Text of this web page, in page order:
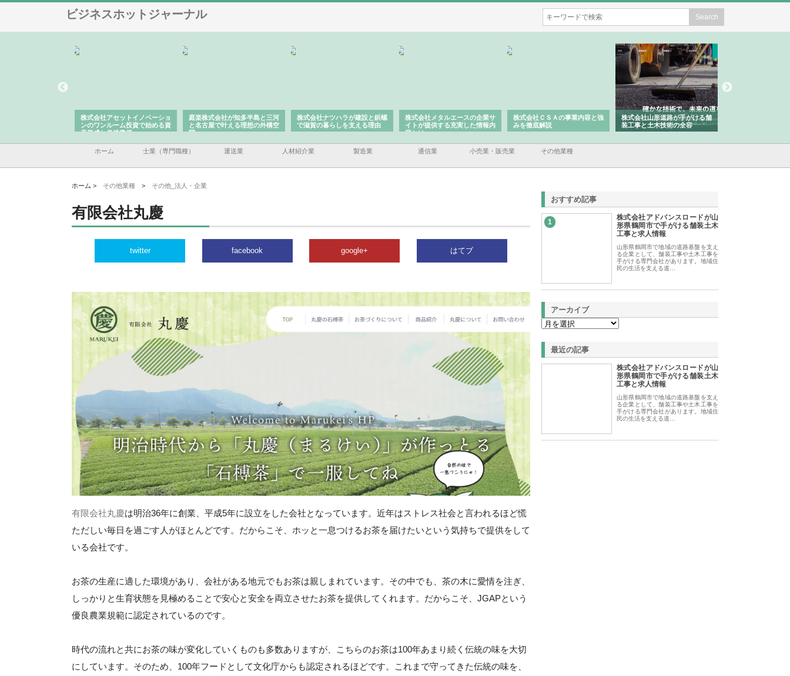
ビジネスホットジャーナル
株式会社アセットイノベーショ
ンのワンルーム投資で始める資
産形成と老後準備
庭楽株式会社が知多半島と三河
と名古屋で叶える理想の外構空
間
株式会社ナツハラが建設と鋲螺
で滋賀の暮らしを支える理由
株式会社メタルエースの企業サ
イトが提供する充実した情報内
容とは
株式会社ＣＳＡの事業内容と強
みを徹底解説
株式会社山形道路が手がける舗
装工事と土木技術の全容
ホーム 士業（専門職種） 運送業 人材紹介業 製造業 通信業 小売業・販売業 その他業種
ホーム > その他業種 > その他_法人・企業
有限会社丸慶
twitter facebook google+ はてブ
有限会社丸慶は明治36年に創業、平成5年に設立をした会社となっています。近年はストレス社会と言われるほど慌
ただしい毎日を過ごす人がほとんどです。だからこそ、ホッと一息つけるお茶を届けたいという気持ちで提供をして
いる会社です。
お茶の生産に適した環境があり、会社がある地元でもお茶は親しまれています。その中でも、茶の木に愛情を注ぎ、
しっかりと生育状態を見極めることで安心と安全を両立させたお茶を提供してくれます。だからこそ、JGAPという
優良農業規範に認定されているのです。
時代の流れと共にお茶の味が変化していくものも多数ありますが、こちらのお茶は100年あまり続く伝統の味を大切
にしています。そのため、100年フードとして文化庁からも認定されるほどです。これまで守ってきた伝統の味を、
おすすめ記事
1
株式会社アドバンスロードが山
形県鶴岡市で手がける舗装土木
工事と求人情報
山形県鶴岡市で地域の道路基盤を支え
る企業として、舗装工事や土木工事を
手がける専門会社があります。地域住
民の生活を支える道…
アーカイブ
最近の記事
株式会社アドバンスロードが山
形県鶴岡市で手がける舗装土木
工事と求人情報
山形県鶴岡市で地域の道路基盤を支え
る企業として、舗装工事や土木工事を
手がける専門会社があります。地域住
民の生活を支える道…